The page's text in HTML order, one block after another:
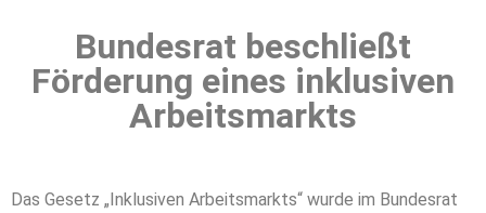
Bundesrat beschließt
Förderung eines inklusiven
Arbeitsmarkts
Das Gesetz „Inklusiven Arbeitsmarkts“ wurde im Bundesrat